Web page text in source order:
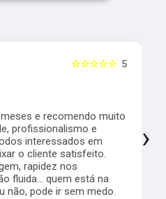
5
☆☆☆☆☆
e recomendo muito
profissionalismo e
interessados em
o cliente satisfeito.
rapidez nos
fluida... quem está na
não, pode ir sem medo.
›